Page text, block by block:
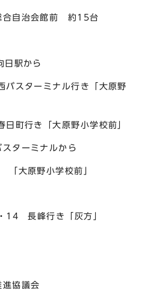
自治会館前 約15台
駅から
ーミナル行き「大原野
き「大原野小学校前」
ターミナルから
原野小学校前」
峰行き「灰方」
協議会